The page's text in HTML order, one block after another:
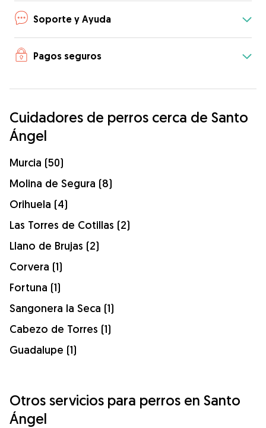
Soporte y Ayuda
Pagos seguros
Cuidadores de perros cerca de Santo
Ángel
Murcia (50)
Molina de Segura (8)
Orihuela (4)
Las Torres de Cotillas (2)
Llano de Brujas (2)
Corvera (1)
Fortuna (1)
Sangonera la Seca (1)
Cabezo de Torres (1)
Guadalupe (1)
Otros servicios para perros en Santo
Ángel